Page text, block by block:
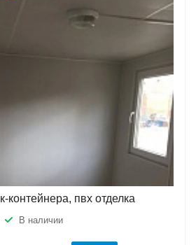
контейнера, пвх отделка
В наличии